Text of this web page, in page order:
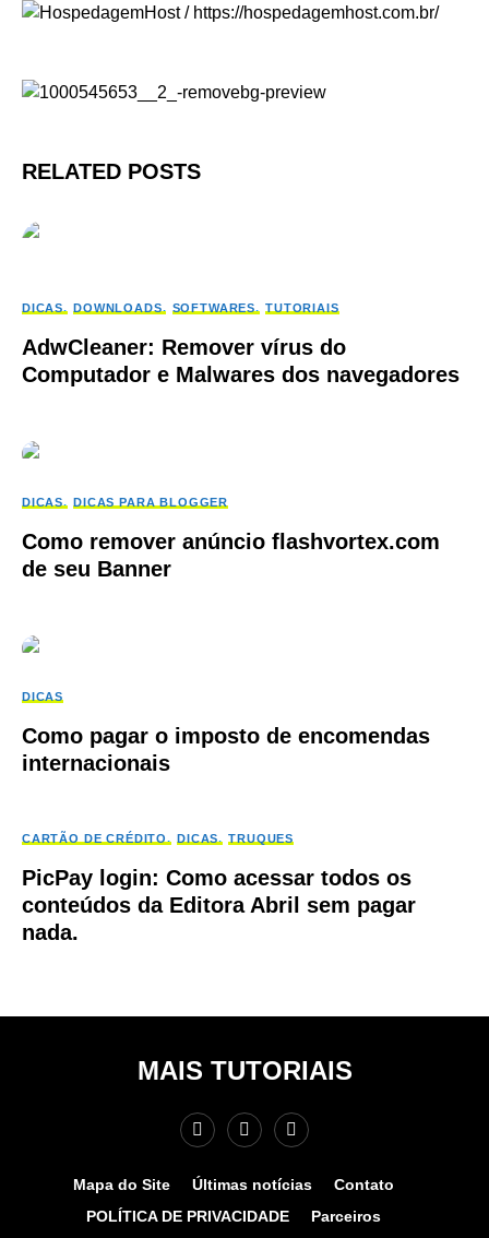
RELATED POSTS
DICAS DOWNLOADS SOFTWARES TUTORIAIS
AdwCleaner: Remover vírus do
Computador e Malwares dos navegadores
DICAS DICAS PARA BLOGGER
Como remover anúncio flashvortex.com
de seu Banner
DICAS
Como pagar o imposto de encomendas
internacionais
CARTÃO DE CRÉDITO DICAS TRUQUES
PicPay login: Como acessar todos os
conteúdos da Editora Abril sem pagar
nada.
MAIS TUTORIAIS
Mapa do Site Últimas notícias
Contato
POLÍTICA DE PRIVACIDADE
Parceiros